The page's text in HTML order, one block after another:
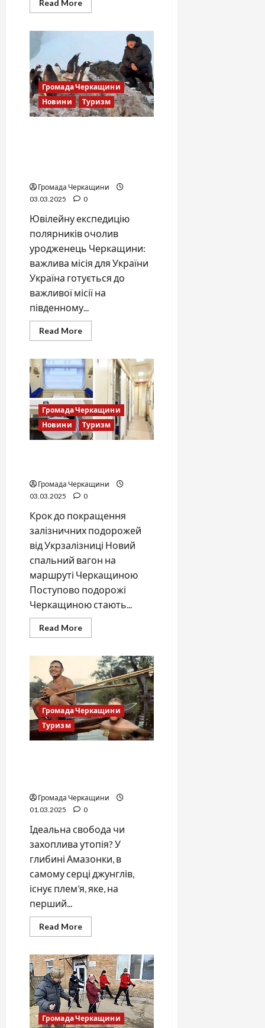
Read MoreRead
more
Річки
Рось:
втрачені
сторінки
історії
Громада Черкащини
Новини
Туризм
Громада Черкащини
03.03.2025
0
Ювілейну експедицію
полярників очолив
уродженець Черкащини:
важлива місія для України
Україна готується до
важливої місії на
південному...
Read MoreRead
more
ту
українську
антарктичну
експедицію
очолив
уродженець
Черкащини
Громада Черкащини
Новини
Туризм
Громада Черкащини
03.03.2025
0
Крок до покращення
залізничних подорожей
від Укрзалізниці Новий
спальний вагон на
маршруті Черкащиною
Поступово подорожі
Черкащиною стають...
Read MoreRead
more
презентує
новий
спальний
вагон
Громада Черкащини
Туризм
Громада Черкащини
01.03.2025
0
Ідеальна свобода чи
захоплива утопія? У
глибині Амазонки, в
самому серці джунглів,
існує плем’я, яке, на
перший...
Read MoreRead
more
пірахів:
шлях
до
щастя
без
стресу
та
накопичень
Громада Черкащини